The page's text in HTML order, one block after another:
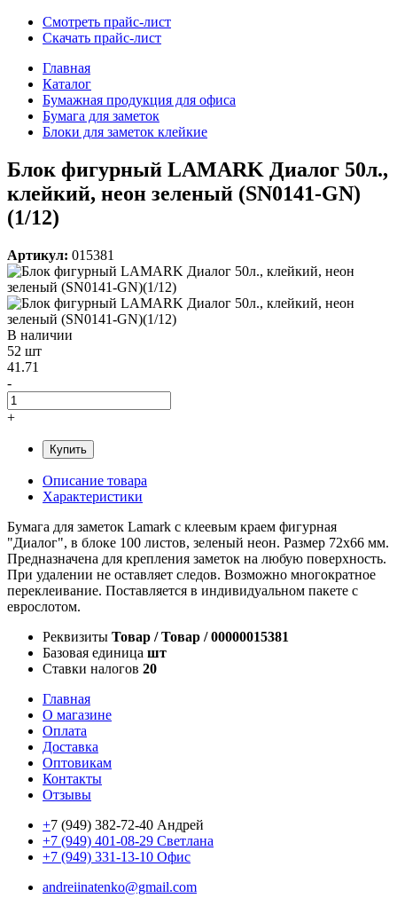
Смотреть прайс-лист
Скачать прайс-лист
Главная
Каталог
Бумажная продукция для офиса
Бумага для заметок
Блоки для заметок клейкие
Блок фигурный LAMARK Диалог 50л.,
клейкий, неон зеленый (SN0141-GN)
(1/12)
Артикул: 015381
В наличии
52 шт
41.71
-
+
Купить
Описание товара
Характеристики
Бумага для заметок Lamark с клеевым краем фигурная
"Диалог", в блоке 100 листов, зеленый неон. Размер 72х66 мм.
Предназначена для крепления заметок на любую поверхность.
При удалении не оставляет следов. Возможно многократное
переклеивание. Поставляется в индивидуальном пакете с
еврослотом.
Реквизиты Товар / Товар / 00000015381
Базовая единица шт
Ставки налогов 20
Главная
О магазине
Оплата
Доставка
Оптовикам
Контакты
Отзывы
+7 (949) 382-72-40 Андрей
+7 (949) 401-08-29 Светлана
+7 (949) 331-13-10 Офис
andreiinatenko@gmail.com